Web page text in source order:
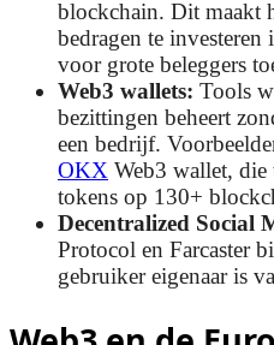
blockchain. Dit maakt
bedragen te investeren
voor grote beleggers
Web3 wallets: Tools
bezittingen beheert
een bedrijf.
OKX Web3 wallet,
tokens op 130+
Decentralized Social
Protocol en Farcaster
gebruiker eigenaar is